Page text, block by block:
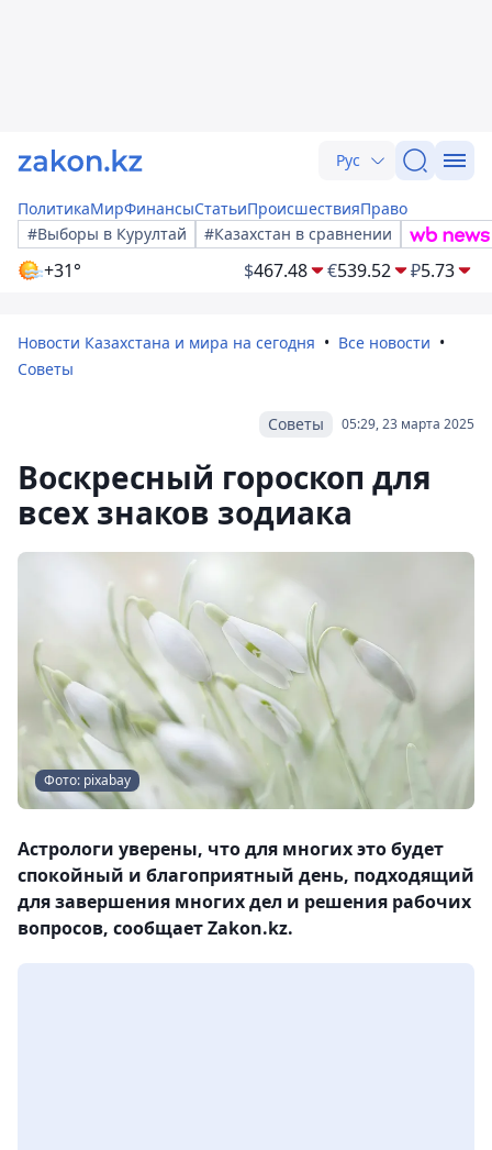
Рус
ПолитикаМирФинансыСтатьиПроисшествияПраво
#Выборы в Курултай
#Казахстан в сравнении
+31° $467.48 €539.52 ₽5.73
Новости Казахстана и мира на сегодня
Все новости
Советы
05:29, 23 марта 2025
Советы
Воскресный гороскоп для
всех знаков зодиака
Фото: pixabay
Астрологи уверены, что для многих это будет
спокойный и благоприятный день, подходящий
для завершения многих дел и решения рабочих
вопросов, сообщает Zakon.kz.